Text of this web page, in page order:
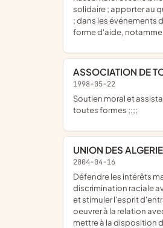
solidaire ; apporter au
; dans les événements
forme d'aide,
ASSOCIATION DE
1998-05-22
soutien moral et assistance matérielle à ses membres ; aide et information en matière économique et sociale ; création de cours d' alphabétisation et de perfectionnement sous
toutes formes ;;;;
UNION DES
2004-04-16
défendre les intérêts matériels et moraux des ressortissants algériens, lutter contre le racisme, les discriminations de toutes natures et toutes incitations à la haine et à la
discrimination raciale
et stimuler l'esprit
oeuvrer à la relation
mettre à la disposition